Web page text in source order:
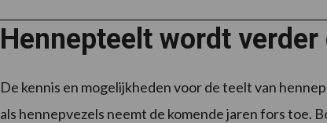
Hennepteelt wordt
De kennis en mogelijkheden voor de teelt van
als hennepvezels neemt de komende jaren fors toe.